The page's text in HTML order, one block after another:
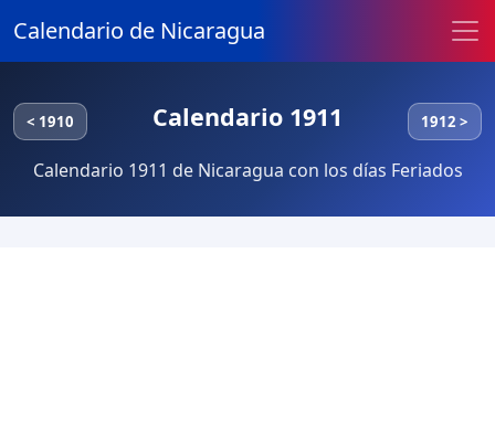
Calendario de Nicaragua
< 1910 Calendario 1911 1912 >
Calendario 1911 de Nicaragua con los días Feriados